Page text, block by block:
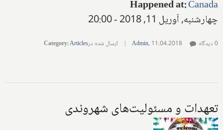
Happened at:Canada
چهارشنبه, آوریل 11, 2018 - 20:00
Admin, 11.04.2018
| ارسال شده در Category:Articles 0 دیدگاه
تعهدات و مسئولیت‌های شهروندی